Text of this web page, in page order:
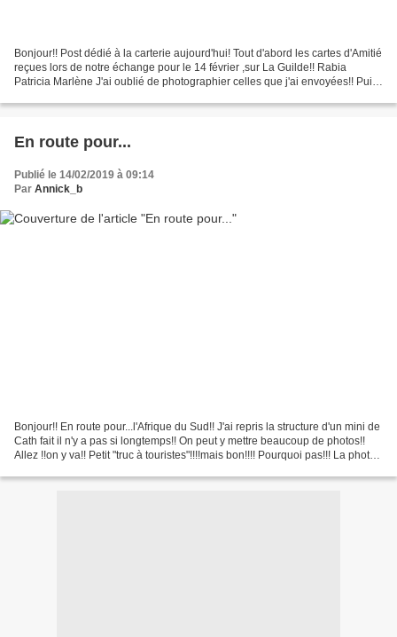
Bonjour!! Post dédié à la carterie aujourd'hui! Tout d'abord les cartes d'Amitié
reçues lors de notre échange pour le 14 février ,sur La Guilde!! Rabia
Patricia Marlène J'ai oublié de photographier celles que j'ai envoyées!! Puis
En route pour...
Publié le 14/02/2019 à 09:14
Par Annick_b
Bonjour!! En route pour...l'Afrique du Sud!! J'ai repris la structure d'un mini de
Cath fait il n'y a pas si longtemps!! On peut y mettre beaucoup de photos!!
Allez !!on y va!! Petit "truc à touristes"!!!!mais bon!!!! Pourquoi pas!!! La photo